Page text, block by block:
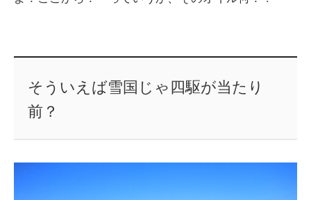
そういえば雪国じゃ四駆が当たり
前？